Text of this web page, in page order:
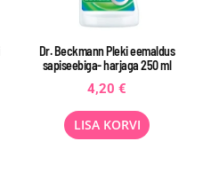
Dr. Beckmann Pleki eemaldus
sapiseebiga- harjaga 250 ml
4,20 €
LISA KORVI